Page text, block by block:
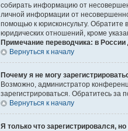
собирать информацию от
личной информации от
помощью к юрисконсульту.
юридических отношений, кроме
Примечание переводчика: в
Вернуться к началу
Почему я не могу
Возможно, администратор
зарегистрироваться. Обратитесь
Вернуться к началу
Я только что зарегистрировался,